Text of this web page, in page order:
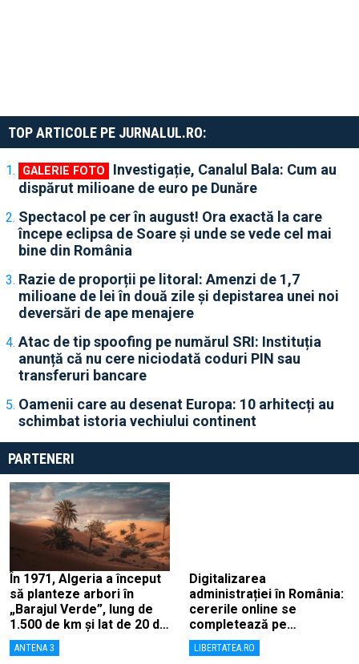
TOP ARTICOLE PE JURNALUL.RO:
Investigație, Canalul Bala: Cum au
dispărut milioane de euro pe Dunăre
Spectacol pe cer în august! Ora exactă la care
începe eclipsa de Soare și unde se vede cel mai
bine din România
Razie de proporții pe litoral: Amenzi de 1,7
milioane de lei în două zile și depistarea unei noi
deversări de ape menajere
Atac de tip spoofing pe numărul SRI: Instituția
anunță că nu cere niciodată coduri PIN sau
transferuri bancare
Oamenii care au desenat Europa: 10 arhitecți au
schimbat istoria vechiului continent
PARTENERI
În 1971, Algeria a început
să planteze arbori în
„Barajul Verde”, lung de
1.500 de km și lat de 20 de
km, ca să combată
deșertificarea
ANTENA 3
Digitalizarea
administrației în România:
cererile online se
completează pe
calculatoarele de la
ghișee
LIBERTATEA.RO